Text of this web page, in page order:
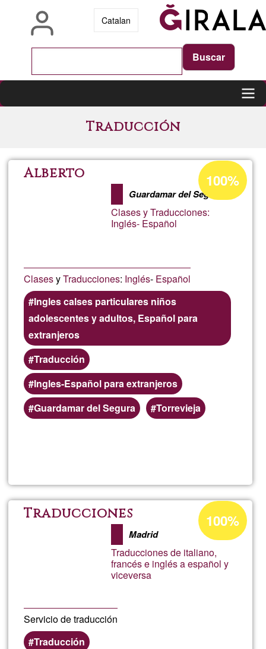
Catalan
navigation
Traducción
Alberto
Guardamar del Segura
Clases y Traducciones:
Inglés- Español
ClasesyTraducciones: Inglés- Español
Ingles calses particulares niños
adolescentes y adultos, Español para
extranjeros
Traducción
Ingles-Español para extranjeros
Guardamar del Segura
Torrevieja
Porcentaje
de
aceptación
de
100%
Alberto
Traducciones
Madrid
Traducciones de italiano,
francés e inglés a español y
viceversa
Servicio de traducción
Traducción
Porcentaje
de
aceptación
de
100%